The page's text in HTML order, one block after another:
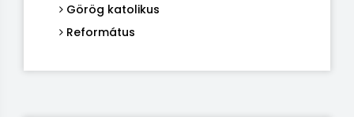
Görög katolikus
Református